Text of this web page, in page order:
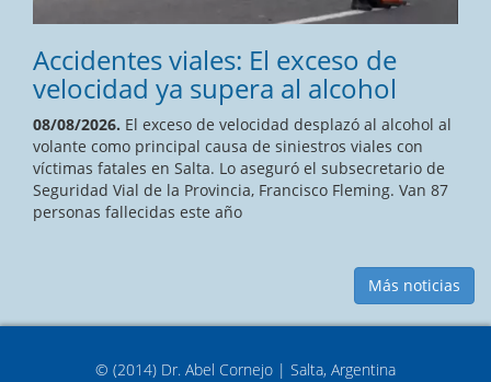
Accidentes viales: El exceso de
velocidad ya supera al alcohol
08/08/2026. El exceso de velocidad desplazó al alcohol al
volante como principal causa de siniestros viales con
víctimas fatales en Salta. Lo aseguró el subsecretario de
Seguridad Vial de la Provincia, Francisco Fleming. Van 87
personas fallecidas este año
Más noticias
© (2014) Dr. Abel Cornejo | Salta, Argentina